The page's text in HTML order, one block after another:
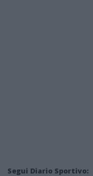
Segui Diario Sportivo: